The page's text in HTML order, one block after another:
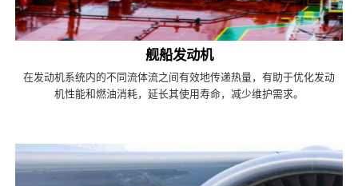
舰船发动机
在发动机系统内的不同流体流之间有效地传递热量，有助于优化发动
机性能和燃油消耗，延长其使用寿命，减少维护需求。